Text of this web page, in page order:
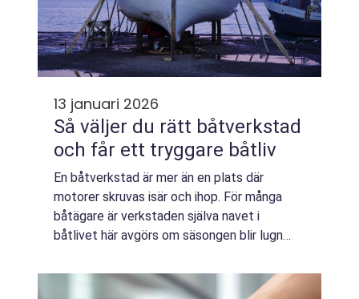
13 januari 2026
Så väljer du rätt båtverkstad
och får ett tryggare båtliv
En båtverkstad är mer än en plats där
motorer skruvas isär och ihop. För många
båtägare är verkstaden själva navet i
båtlivet här avgörs om säsongen blir lugn